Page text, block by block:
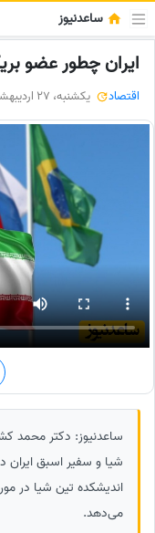
ساعدنیوز
ایران چطور عضو
اقتصاد یکشنبه، 27 اردیبهشت 1405
ساعدنیوز: دکتر محمد
شیا و سفیر اسبق
اندیشکده تین شیا در
می‌دهد.